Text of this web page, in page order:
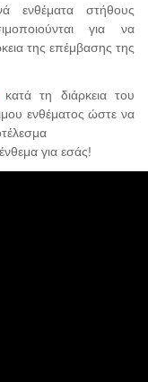
ενθέματα στήθους
για να
της επέμβασης της
κατά τη διάρκεια του
ενθέματος ώστε να
για εσάς!